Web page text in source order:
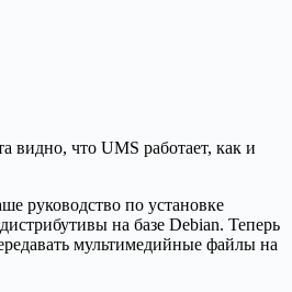
видно, что UMS работает, как и
руководство по установке
на базе Debian. Теперь
мультимедийные файлы на